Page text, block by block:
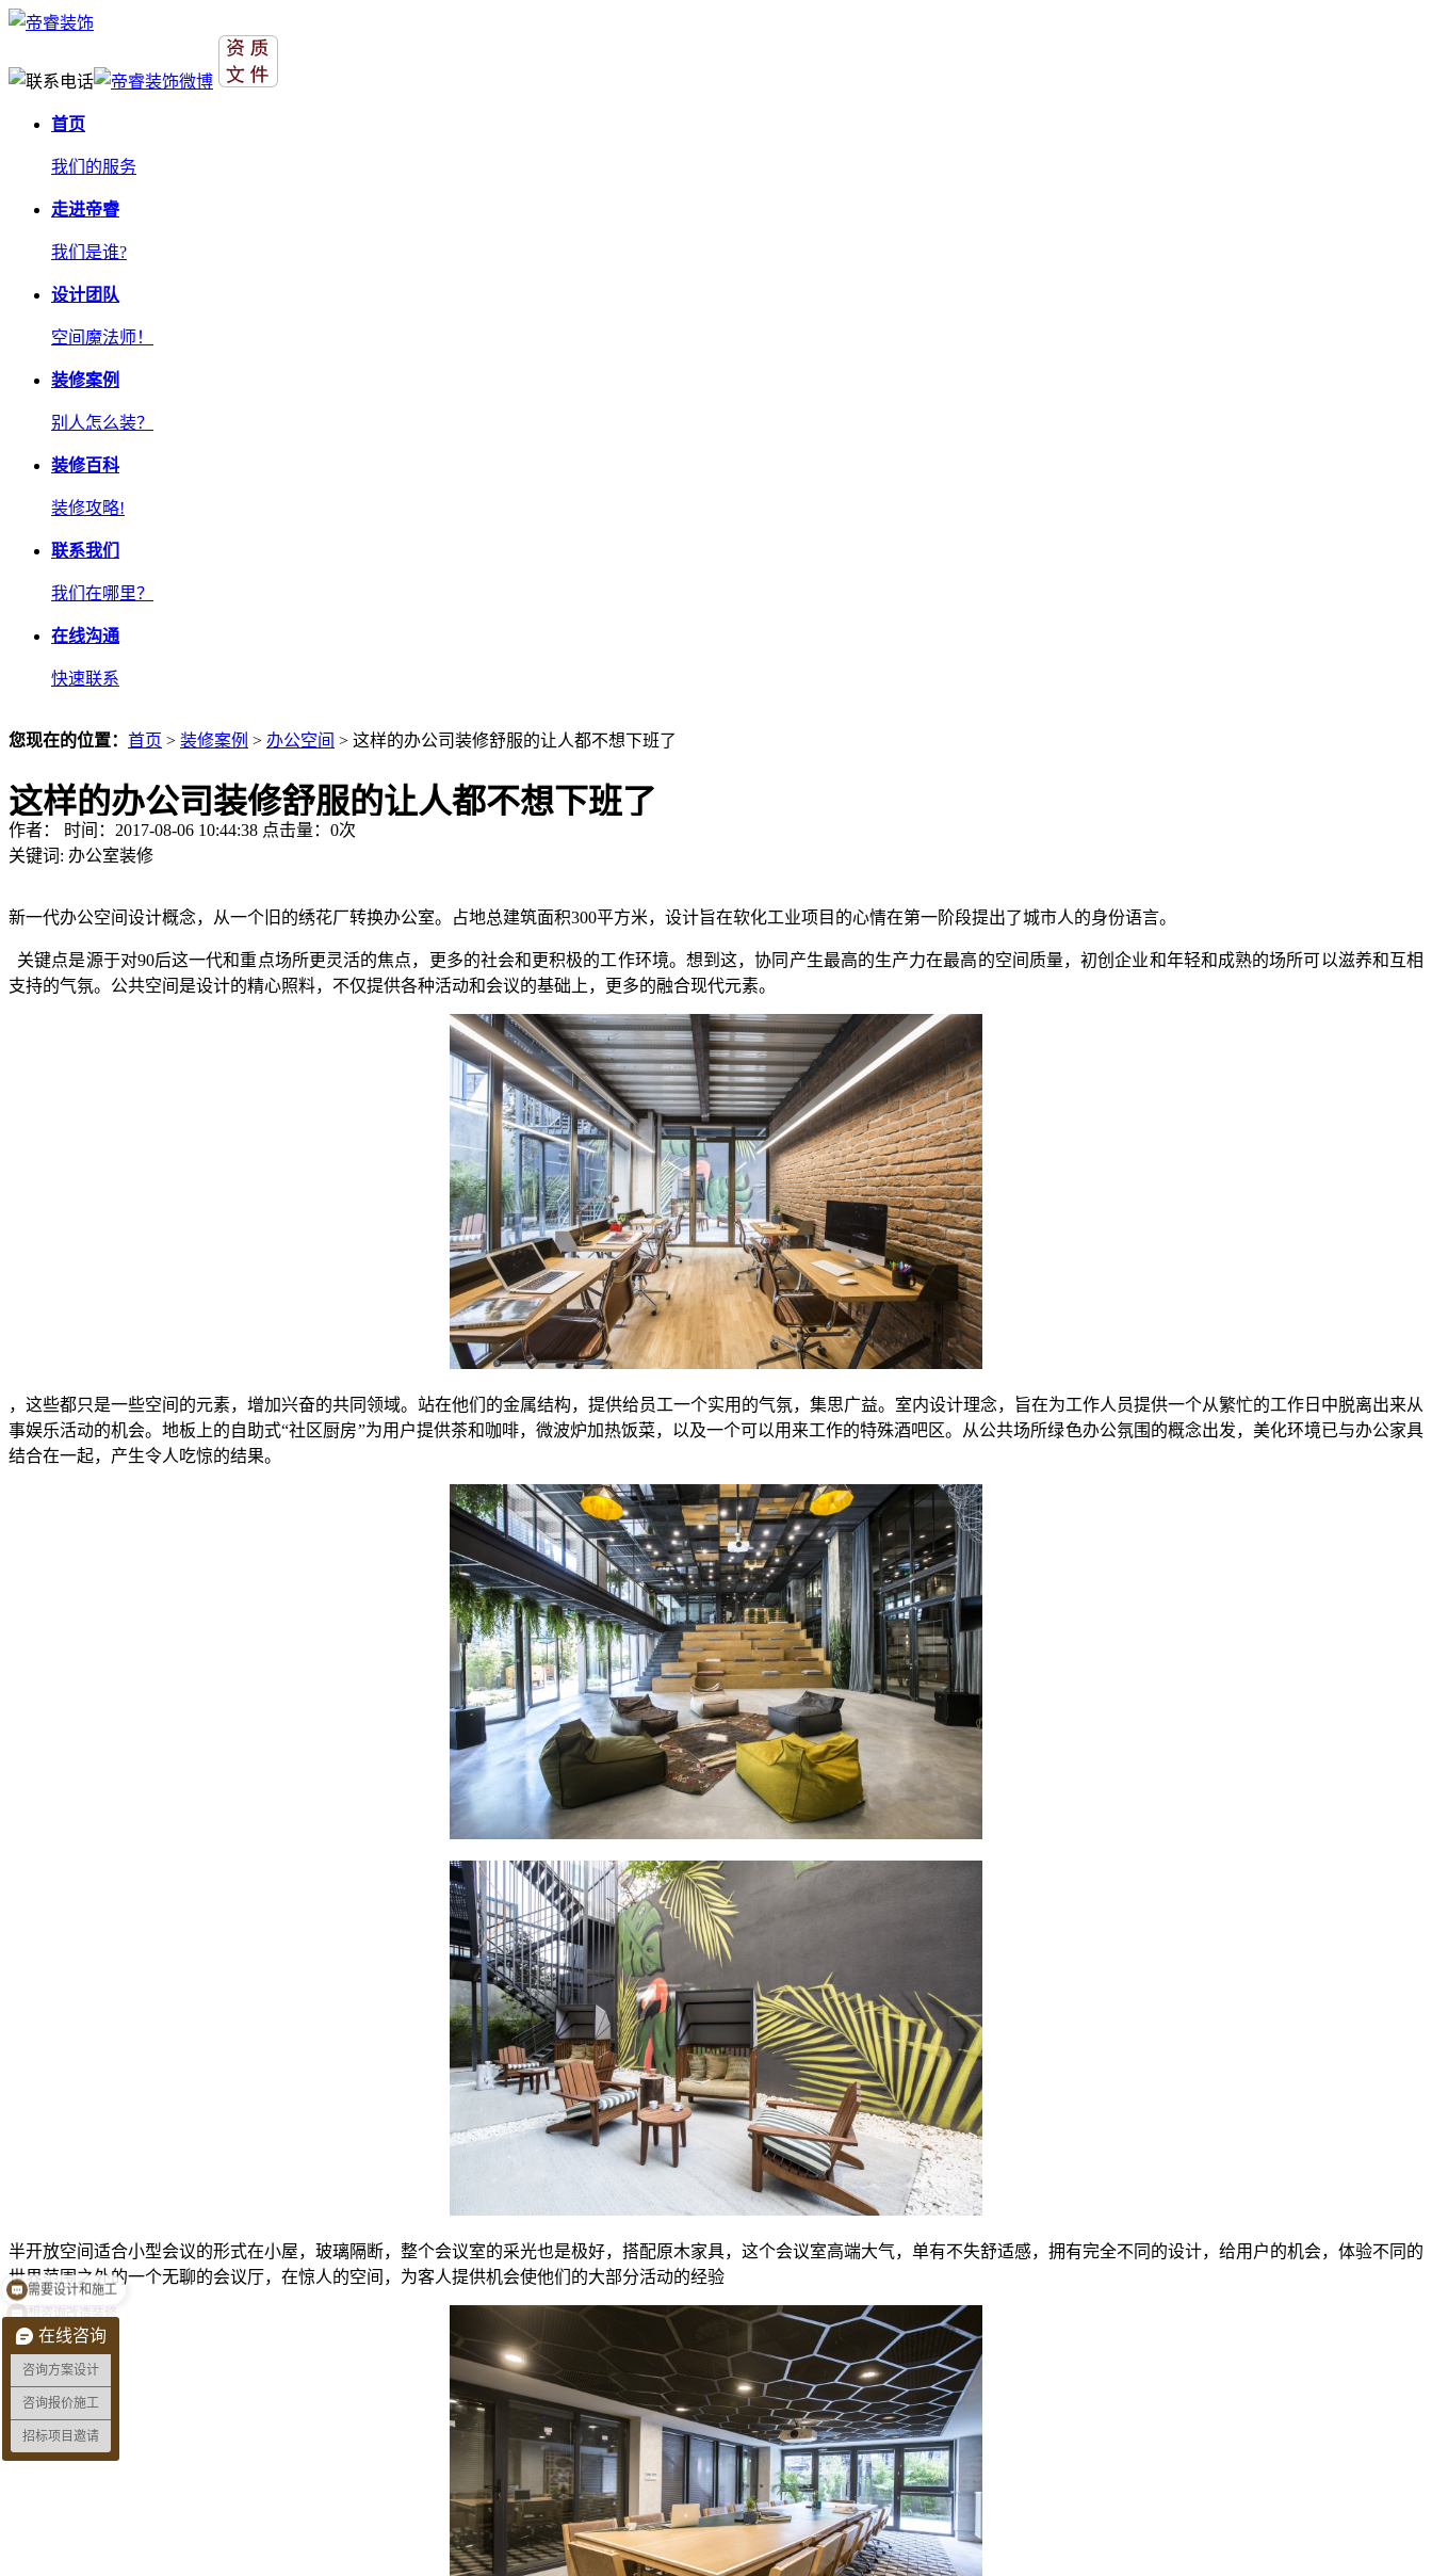
首页
我们的服务
走进帝睿
我们是谁?
设计团队
空间魔法师！
装修案例
别人怎么装？
装修百科
装修攻略!
联系我们
我们在哪里？
在线沟通
快速联系
您现在的位置： 首页 > 装修案例 > 办公空间 > 这样的办公司装修舒服的让人都不想下班了
这样的办公司装修舒服的让人都不想下班了
作者： 时间：2017-08-06 10:44:38 点击量： 0次
关键词: 办公室装修
新一代办公空间设计概念，从一个旧的绣花厂转换办公室。占地总建筑面积300平方米，设计旨在软化工业项目的心情在第一阶段提出了城市人的身份语言。
关键点是源于对90后这一代和重点场所更灵活的焦点，更多的社会和更积极的工作环境。想到这，协同产生最高的生产力在最高的空间质量，初创企业和年轻和成熟的场所可以滋养和互相
支持的气氛。公共空间是设计的精心照料，不仅提供各种活动和会议的基础上，更多的融合现代元素。
，这些都只是一些空间的元素，增加兴奋的共同领域。站在他们的金属结构，提供给员工一个实用的气氛，集思广益。室内设计理念，旨在为工作人员提供一个从繁忙的工作日中脱离出来从
事娱乐活动的机会。地板上的自助式“社区厨房”为用户提供茶和咖啡，微波炉加热饭菜，以及一个可以用来工作的特殊酒吧区。从公共场所绿色办公氛围的概念出发，美化环境已与办公家具
结合在一起，产生令人吃惊的结果。
半开放空间适合小型会议的形式在小屋，玻璃隔断， 整个会议室的采光也是极好，搭配原木家具，这个会议室高端大气，单有不失舒适感， 拥有完全不同的设计，给用户的机会，体验不同的
世界范围之外的一个无聊的会议厅，在惊人的空间，为客人提供机会使他们的大部分活动的经验
在线咨询
咨询方案设计
咨询报价施工
招标项目邀请
想咨询改造装修